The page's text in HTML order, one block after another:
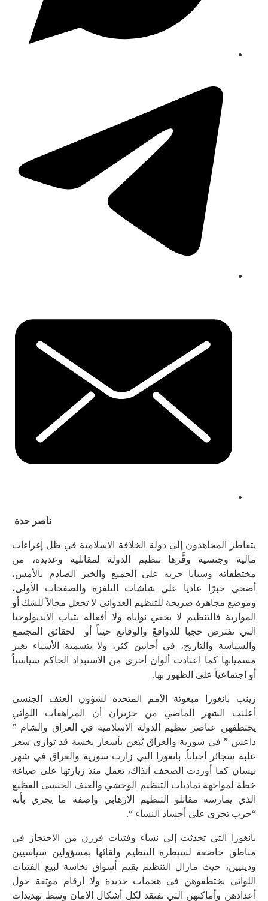
ناصر حدة
يتقاطر المجاهدون إلى دولة الخلافة الاسلامية في ظل إغراءات
مالية وجنسية وفَّرها تنظيم الدولة لمقاتليه وعديده، من
مختطفاته وسبايا حربه على الجميع والخبر الصادم بالأمس،
أضحى خبرًا عاديا على شاشات التلفزة والصفحات الأولى،
وموضع مجاهرة صريحة للتنظيم العدواني لا تجعل مجالاً للشك أو
المواربة فالتنظيم لا يخفي نواياه ولا أفعاله بثياب الايديولوجيا
التي تفترض حجبا للدوافعً والوقائع حيناً أو لحقائق المجتمع
والسياسة والتاريخ، في أحايين كثر، ولا بتسمية الأشياء بغير
مسمياتها كما اعتادت ألوان أخرى من الاستبداد الحاكم سياسياً
أو اجتماعياً على الظهور بها.
زينب بانغورا مبعوثة الأمم المتحدة لشؤون العنف الجنسي
أعلنت الشهر الماضي من حزيران أن المراهقات اللواتي
يختطفهن عناصر تنظيم الدولة الاسلامية في العراق والشام ”
داعش ” في سورية والعراق يُبَعن بأسعار بخسة قد توازي سعر
علبة سجائر أحياناُ. بانغورا التي زارت سورية والعراق في شهر
نيسان كما أوردت الصحف آنذاك، تعمل منذ زيارتها على صياغة
خطة لمواجهة تماديات التنظيم الوحشي والعنف الجنسي الفظيع
الذي يمارسه مقاتلو التنظيم الارهابي واصفة ما يجري بأنه
“حرب تجري على أجساد النساء “.
بانغورا التي تحدثت إلى نساء وفتيات فررن من الاحتجاز في
مناطق خاضعة لسيطرة التنظيم ولقائها بمسؤولين سياسيين
ودينيين، حيث مازال التنظيم يقيم أسواق نخاسة لبيع الفتيات
اللواتي يختطفوهن في هجمات جديدة ولا أرقام موثقة حول
أعدادهن وأماكنهن التي تفتقد لكل أشكال الأمان وسط تهديدات